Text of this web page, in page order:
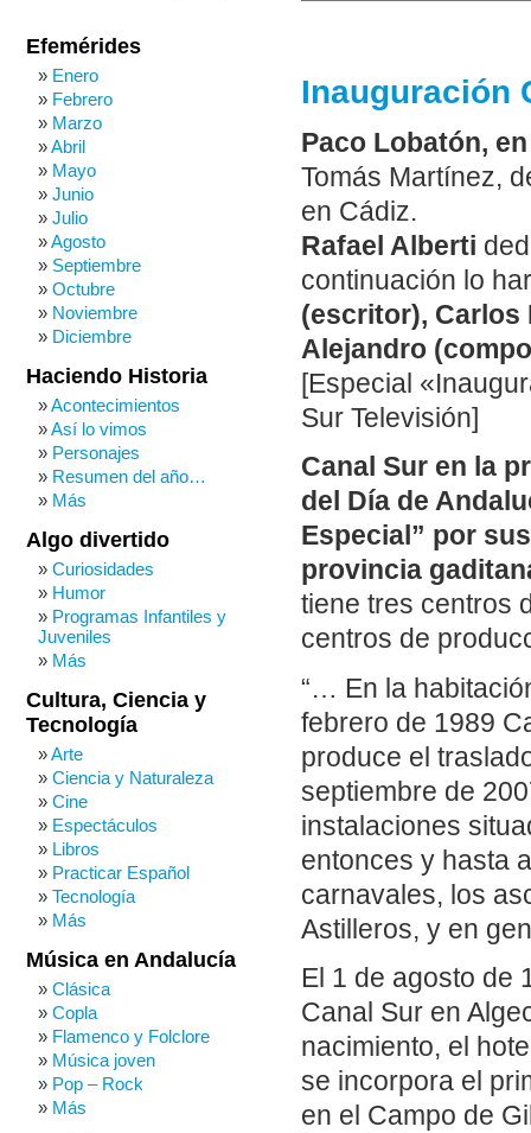
Inauguración
Paco Lobatón,
Tomás Martínez,
en Cádiz.
Rafael Alberti
continuación lo
(escritor), Carlos
Alejandro
[Especial
Sur Televisión]
Canal Sur en la
del Día de
Especial” por
provincia
tiene tres centros
centros de
“… En la
febrero de 1989
produce el
septiembre de
instalaciones
entonces y hasta
carnavales, los
Astilleros, y en
El 1 de agosto de
Canal Sur en
nacimiento, el
se incorpora el
en el Campo de
Efemérides
Enero
Febrero
Marzo
Abril
Mayo
Junio
Julio
Agosto
Septiembre
Octubre
Noviembre
Diciembre
Haciendo Historia
Acontecimientos
Así lo vimos
Personajes
Resumen del año…
Más
Algo divertido
Curiosidades
Humor
Programas Infantiles y
Juveniles
Más
Cultura, Ciencia y
Tecnología
Arte
Ciencia y Naturaleza
Cine
Espectáculos
Libros
Practicar Español
Tecnología
Más
Música en Andalucía
Clásica
Copla
Flamenco y Folclore
Música joven
Pop – Rock
Más